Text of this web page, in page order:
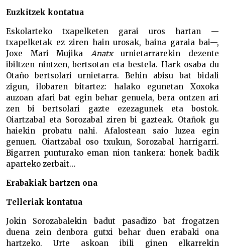
Euzkitzek kontatua
Eskolarteko txapelketen garai uros hartan —
txapelketak ez ziren hain urosak, baina garaia bai—,
Joxe Mari Mujika Anatxurnietarrarekin dezente
ibiltzen nintzen, bertsotan eta bestela. Hark osaba du
Otaño bertsolari urnietarra. Behin abisu bat bidali
zigun, ilobaren bitartez: halako egunetan Xoxoka
auzoan afari bat egin behar genuela, bera ontzen ari
zen bi bertsolari gazte ezezagunek eta bostok.
Oiartzabal eta Sorozabal ziren bi gazteak. Otañok gu
haiekin probatu nahi. Afalostean saio luzea egin
genuen. Oiartzabal oso txukun, Sorozabal harrigarri.
Bigarren punturako eman nion tankera: honek badik
aparteko zerbait…
Erabakiak hartzen ona
Telleriak kontatua
Jokin Sorozabalekin badut pasadizo bat frogatzen
duena zein denbora gutxi behar duen erabaki ona
hartzeko. Urte askoan ibili ginen elkarrekin